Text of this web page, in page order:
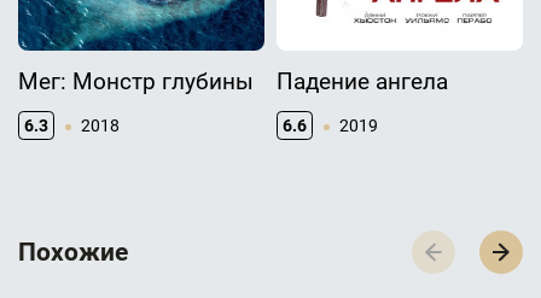
Мег: Монстр глубины
6.3 2018
Падение ангела
6.6 2019
П­­­о­­­х­­­о­­­ж­­­и­­­е